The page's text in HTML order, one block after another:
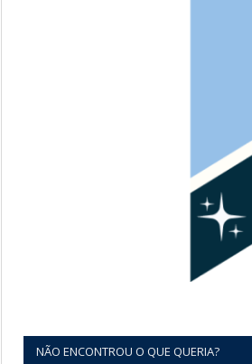
NÃO ENCONTROU O QUE QUERIA?